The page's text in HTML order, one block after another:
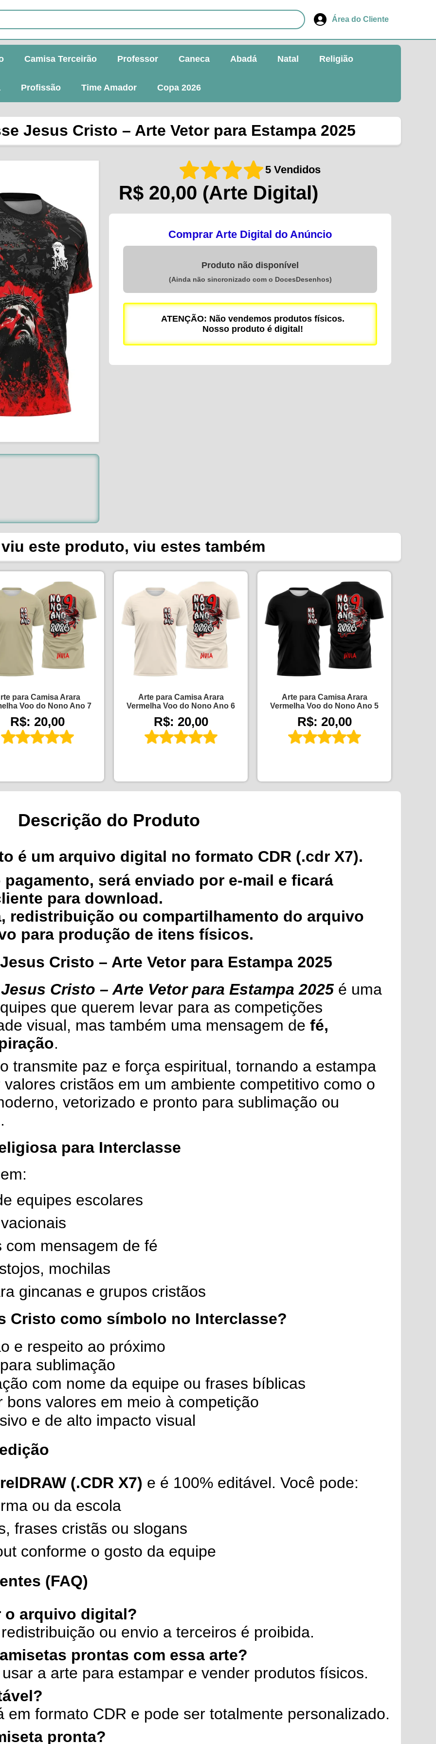
Área do Cliente
Camisa Terceirão Professor Caneca Abadá Natal Religião
Profissão Time Amador Copa 2026
Jesus Cristo – Arte Vetor para Estampa 2025
5 Vendidos
R$ 20,00 (Arte Digital)
Comprar Arte Digital do Anúncio
Produto não disponível
(Ainda não sincronizado com o DocesDesenhos)
ATENÇÃO: Não vendemos produtos físicos.
Nosso produto é digital!
este produto, viu estes também
para Camisa Arara
Voo do Nono Ano 7
R$: 20,00
Arte para Camisa Arara
Vermelha Voo do Nono Ano 6
R$: 20,00
Arte para Camisa Arara
Vermelha Voo do Nono Ano 5
R$: 20,00
Descrição do Produto
é um arquivo digital no formato CDR (.cdr X7).
será enviado por e-mail e ficará
para download.
redistribuição ou compartilhamento do arquivo
para produção de itens físicos.
Cristo – Arte Vetor para Estampa 2025
Cristo – Arte Vetor para Estampa 2025 é uma
que querem levar para as competições
visual, mas também uma mensagem de fé,
.
transmite paz e força espiritual, tornando a estampa
cristãos em um ambiente competitivo como o
vetorizado e pronto para sublimação ou
para Interclasse
equipes escolares
mensagem de fé
mochilas
gincanas e grupos cristãos
Cristo como símbolo no Interclasse?
e respeito ao próximo
sublimação
com nome da equipe ou frases bíblicas
valores em meio à competição
e de alto impacto visual
(.CDR X7) e é 100% editável. Você pode:
ou da escola
frases cristãs ou slogans
conforme o gosto da equipe
(FAQ)
o arquivo digital?
ou envio a terceiros é proibida.
prontas com essa arte?
a arte para estampar e vender produtos físicos.
em formato CDR e pode ser totalmente personalizado.
pronta?